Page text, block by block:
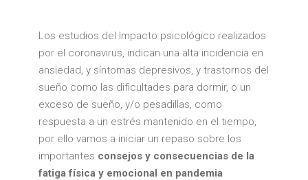
Los estudios del Impacto psicológico realizados
por el coronavirus, indican una alta incidencia en
ansiedad, y síntomas depresivos, y trastornos del
sueño como las dificultades para dormir, o un
exceso de sueño, y/o pesadillas, como
respuesta a un estrés mantenido en el tiempo,
por ello vamos a iniciar un repaso sobre los
importantes consejos y consecuencias de la
fatiga física y emocional en pandemia